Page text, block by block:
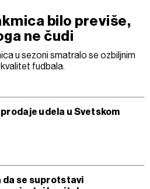
bilo previše,
ne čudi
u sezoni smatralo se ozbiljnim
fudbala.
udela u Svetskom
da se suprotstavi